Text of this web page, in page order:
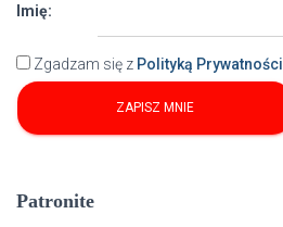
Imię:
Zgadzam się z Polityką Prywatności
Patronite